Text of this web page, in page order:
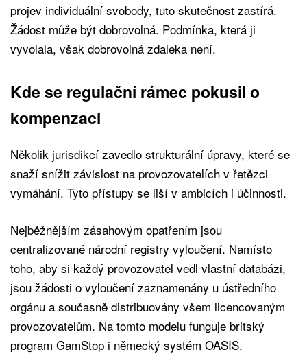
projev individuální svobody, tuto skutečnost zastírá.
Žádost může být dobrovolná. Podmínka, která ji
vyvolala, však dobrovolná zdaleka není.
Kde se regulační rámec pokusil o
kompenzaci
Několik jurisdikcí zavedlo strukturální úpravy, které se
snaží snížit závislost na provozovatelích v řetězci
vymáhání. Tyto přístupy se liší v ambicích i účinnosti.
Nejběžnějším zásahovým opatřením jsou
centralizované národní registry vyloučení. Namísto
toho, aby si každý provozovatel vedl vlastní databázi,
jsou žádosti o vyloučení zaznamenány u ústředního
orgánu a současně distribuovány všem licencovaným
provozovatelům. Na tomto modelu funguje britský
program GamStop i německý systém OASIS.